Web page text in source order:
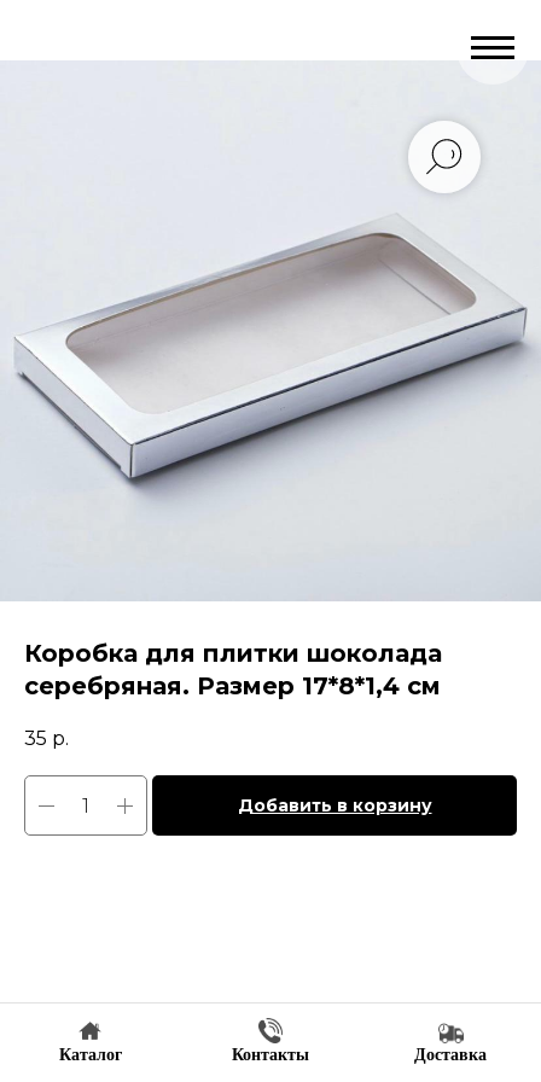
Коробка для плитки шоколада
серебряная. Размер 17*8*1,4 см
35 р.
Добавить в корзину
Каталог Контакты Доставка